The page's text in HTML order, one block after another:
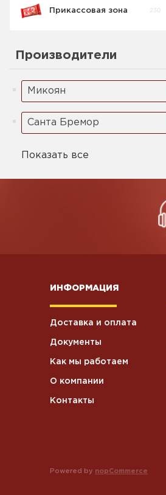
Прикассовая зона 230
Производители
Микоян
Санта Бремор
Показать все
ИНФОРМАЦИЯ
Доставка и оплата
Документы
Как мы работаем
О компании
Контакты
Powered by nopCommerce